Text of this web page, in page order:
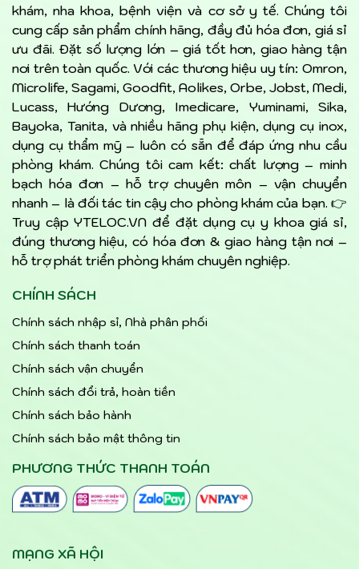
khám, nha khoa, bệnh viện và cơ sở y tế. Chúng tôi
cung cấp sản phẩm chính hãng, đầy đủ hóa đơn, giá sỉ
ưu đãi. Đặt số lượng lớn – giá tốt hơn, giao hàng tận
nơi trên toàn quốc. Với các thương hiệu uy tín: Omron,
Microlife, Sagami, Goodfit, Aolikes, Orbe, Jobst, Medi,
Lucass, Hướng Dương, Imedicare, Yuminami, Sika,
Bayoka, Tanita, và nhiều hãng phụ kiện, dụng cụ inox,
dụng cụ thẩm mỹ – luôn có sẵn để đáp ứng nhu cầu
phòng khám. Chúng tôi cam kết: chất lượng – minh
bạch hóa đơn – hỗ trợ chuyên môn – vận chuyển
nhanh – là đối tác tin cậy cho phòng khám của bạn. 👉
Truy cập YTELOC.VN để đặt dụng cụ y khoa giá sỉ,
đúng thương hiệu, có hóa đơn & giao hàng tận nơi –
hỗ trợ phát triển phòng khám chuyên nghiệp.
CHÍNH SÁCH
Chính sách nhập sỉ, Nhà phân phối
Chính sách thanh toán
Chính sách vận chuyển
Chính sách đổi trả, hoàn tiền
Chính sách bảo hành
Chính sách bảo mật thông tin
PHƯƠNG THỨC THANH TOÁN
MẠNG XÃ HỘI